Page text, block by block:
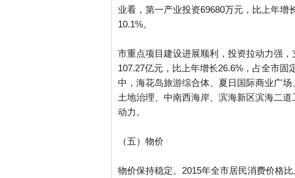
业看，第一产业投资69680万元，比上年增
10.1%。
市重点项目建设进展顺利，投资拉动力强
107.27亿元，比上年增长26.6%，占全市
中，海花岛旅游综合体、夏日国际商业广
土地治理、中南西海岸、滨海新区滨海二
动力。
（五）物价
物价保持稳定。2015年全市居民消费价格